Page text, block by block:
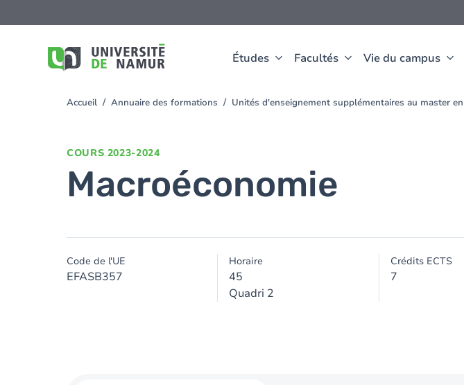
Études Facultés Vie du campus
au
You
Accueil Annuaire des formations Unités d'enseignement supplémentaires au master
COURS 2023-2024
Macroéconomie
Code de l'UE
EFASB357
Horaire
45
Quadri 2
Crédits ECTS
7